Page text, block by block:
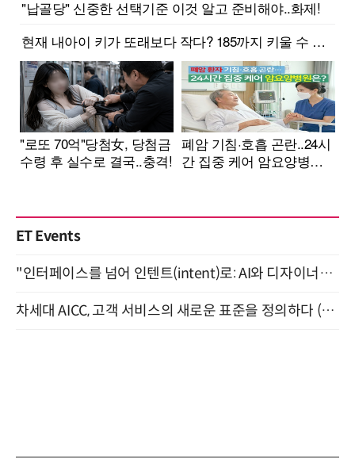
ET Events
"인터페이스를 넘어 인텐트(intent)로: AI와 디자이너가 함께 만드는 공존의 UX" 강남역 (9/2)
차세대 AICC, 고객 서비스의 새로운 표준을 정의하다 (9/9)